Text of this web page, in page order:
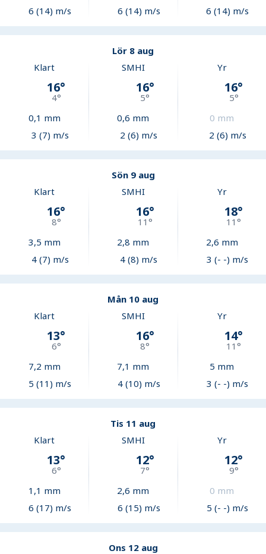
6 (14) m/s
6 (14) m/s
6 (14) m/s
Lör 8 aug
Klart
16°
4°
0,1 mm
3 (7) m/s
SMHI
16°
5°
0,6 mm
2 (6) m/s
Yr
16°
5°
0 mm
2 (6) m/s
Sön 9 aug
Klart
16°
8°
3,5 mm
4 (7) m/s
SMHI
16°
11 °
2,8 mm
4 (8) m/s
Yr
18°
11°
2,6 mm
3 (- -) m/s
Mån 10 aug
Klart
13°
6°
7,2 mm
5 (11) m/s
SMHI
16°
8°
7,1 mm
4 (10) m/s
Yr
14°
11°
5 mm
3 (- -) m/s
Tis 11 aug
Klart
13°
6°
1,1 mm
6 (17) m/s
SMHI
12°
7°
2,6 mm
6 (15) m/s
Yr
12°
9°
0 mm
5 (- -) m/s
Ons 12 aug